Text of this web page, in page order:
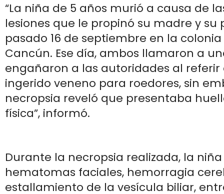
“La niña de 5 años murió a causa de
lesiones que le propinó su madre y su
pasado 16 de septiembre en la colonia
Cancún. Ese día, ambos llamaron a
engañaron a las autoridades al
ingerido veneno para roedores, sin
necropsia reveló que presentaba
física”, informó.
Durante la necropsia realizada, la
hematomas faciales, hemorragia
estallamiento de la vesícula biliar,